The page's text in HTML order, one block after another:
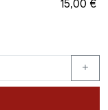
15,00 €